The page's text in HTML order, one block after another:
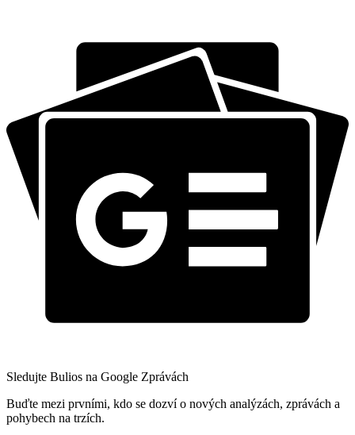
Sledujte Bulios na Google Zprávách
Buďte mezi prvními, kdo se dozví o nových analýzách, zprávách a
pohybech na trzích.